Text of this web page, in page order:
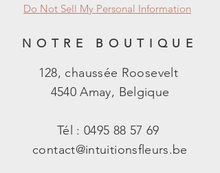
Do Not Sell My Personal Information
NOTRE BOUTIQUE
128, chaussée Roosevelt
4540 Amay, Belgique
Tél :0495 88 57 69
contact@intuitionsfleurs.be